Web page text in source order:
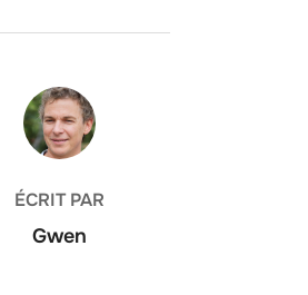
DE LA PUBLICATION
ÉCRIT PAR
Gwen